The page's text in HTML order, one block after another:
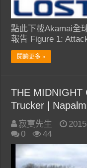
點此下載Akamai全
報告 Figure 1:
閱讀更多 »
THE MIDNIGHT
Trucker |
寂寞先生
0
44